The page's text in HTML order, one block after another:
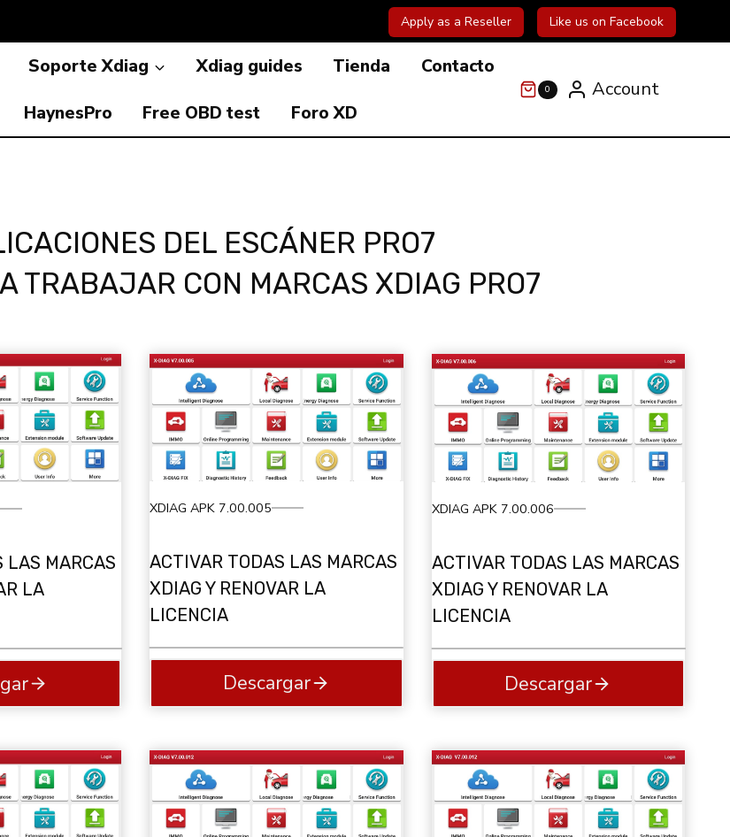
Apply as a Reseller Like us on Facebook
Soporte Xdiag Xdiag guides Tienda Contacto
HaynesPro Free OBD test Foro XD
0 Account
DEL ESCÁNER PRO7
TRABAJAR CON MARCAS XDIAG PRO7
LAS MARCAS
LA
XDIAG APK 7.00.005
ACTIVAR TODAS LAS MARCAS
XDIAG Y RENOVAR LA
LICENCIA
Descargar
XDIAG APK 7.00.006
ACTIVAR TODAS LAS MARCAS
XDIAG Y RENOVAR LA
LICENCIA
Descargar